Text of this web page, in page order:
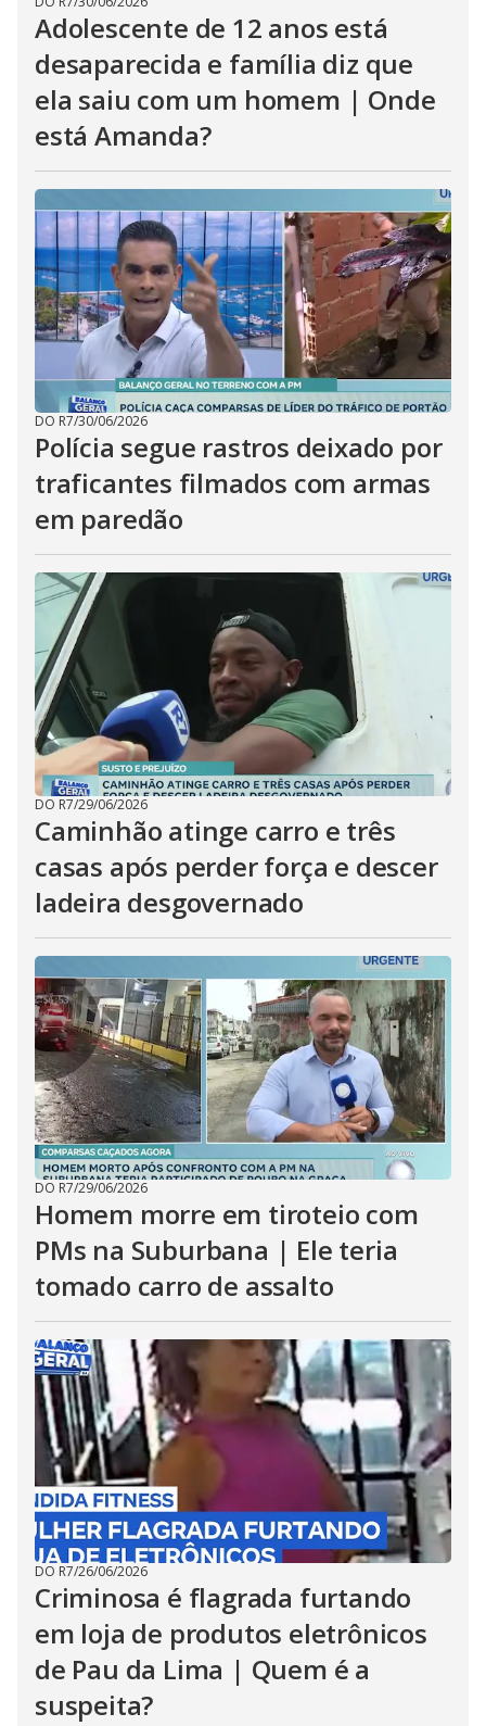
Adolescente de 12 anos está
desaparecida e família diz que
ela saiu com um homem | Onde
está Amanda?
DO R7/30/06/2026
Polícia segue rastros deixado por
traficantes filmados com armas
em paredão
DO R7/29/06/2026
Caminhão atinge carro e três
casas após perder força e descer
ladeira desgovernado
DO R7/29/06/2026
Homem morre em tiroteio com
PMs na Suburbana | Ele teria
tomado carro de assalto
DO R7/26/06/2026
Criminosa é flagrada furtando
em loja de produtos eletrônicos
de Pau da Lima | Quem é a
suspeita?